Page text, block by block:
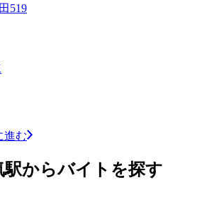
519
進む
駅からバイトを探す